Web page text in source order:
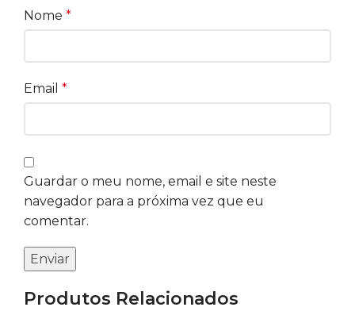
Nome *
Email *
Guardar o meu nome, email e site neste
navegador para a próxima vez que eu
comentar.
Produtos Relacionados